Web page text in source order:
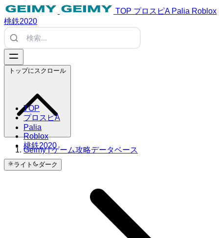
TOP プロスピA Palia Roblox
桃鉄2020
TOP
プロスピA
Palia
Roblox
桃鉄2020
ライト ダーク
トップにスクロール
Geimy | ゲーム攻略データベース